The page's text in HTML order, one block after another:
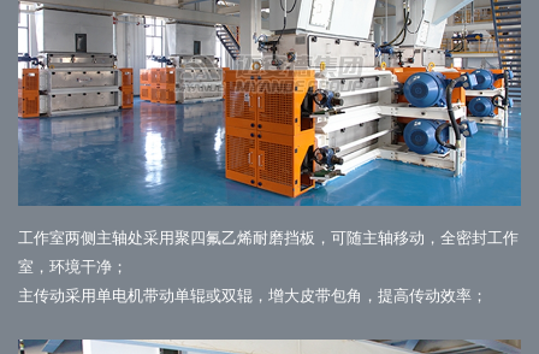
工作室两侧主轴处采用聚四氟乙烯耐磨挡板，可随主轴移动，全密封工作
室，环境干净；
主传动采用单电机带动单辊或双辊，增大皮带包角，提高传动效率；